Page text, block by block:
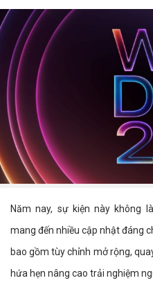
Năm nay, sự kiện này không
mang đến nhiều cập nhật đáng
bao gồm tùy chỉnh mở rộng,
hứa hẹn nâng cao trải nghiệm